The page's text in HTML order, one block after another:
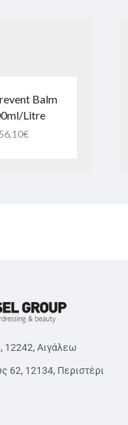
Balm
Litre
56,10€
12242, Αιγάλεω
62, 12134, Περιστέρι